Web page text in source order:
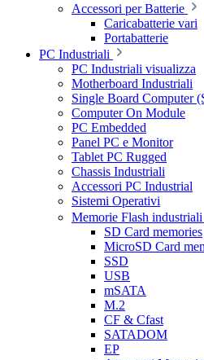
Accessori per Batterie
Caricabatterie vari
Portabatterie
PC Industriali
PC Industriali visualizza
Motherboard Industriali
Single Board Computer
Computer On Module
PC Embedded
Panel PC e Monitor
Tablet PC Rugged
Chassis Industriali
Accessori PC Industrial
Sistemi Operativi
Memorie Flash industriali
SD Card memories
MicroSD Card
SSD
USB
mSATA
M.2
CF & Cfast
SATADOM
EP